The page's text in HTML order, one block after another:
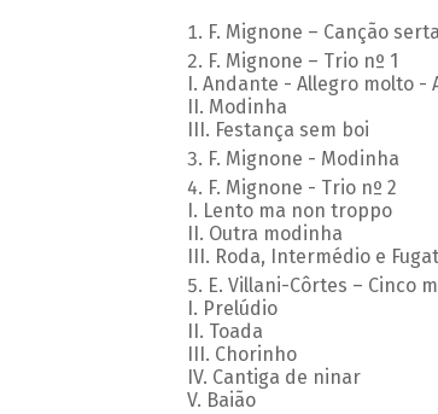
F. Mignone – Canção
F. Mignone – Trio nº 1
I. Andante - Allegro molto -
II. Modinha
III. Festança sem boi
F. Mignone - Modinha
F. Mignone - Trio nº 2
I. Lento ma non troppo
II. Outra modinha
III. Roda, Intermédio e
E. Villani-Côrtes – Cinco
I. Prelúdio
II. Toada
III. Chorinho
IV. Cantiga de ninar
V. Baião